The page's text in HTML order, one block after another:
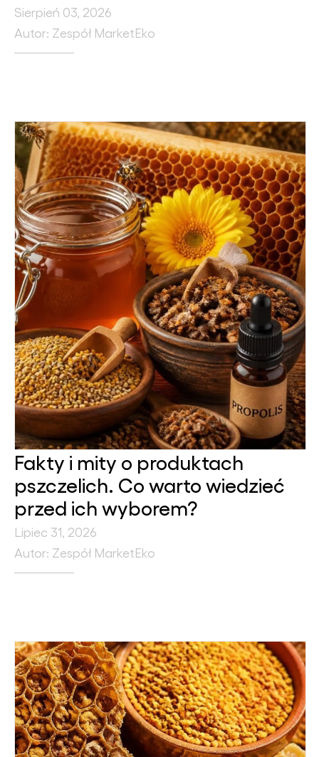
Sierpień 03, 2026
Autor: Zespół MarketEko
Fakty i mity o produktach
pszczelich. Co warto wiedzieć
przed ich wyborem?
Lipiec 31, 2026
Autor: Zespół MarketEko